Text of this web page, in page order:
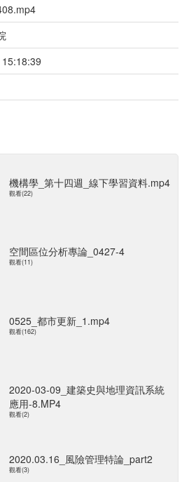
機構學_第十四週_線下學習資料.mp4
觀看(22)
空間區位分析專論_0427-4
觀看(11)
0525_都市更新_1.mp4
觀看(162)
2020-03-09_建築史與地理資訊系統
應用-8.MP4
觀看(2)
2020.03.16_風險管理特論_part2
觀看(3)